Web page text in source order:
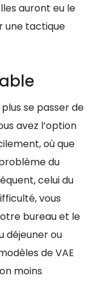
auront eu le
une tactique
se passer de
avez l’option
où que
du
celui du
vous
bureau et le
déjeuner ou
de VAE
moins